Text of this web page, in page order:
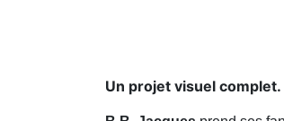
Un projet visuel complet.